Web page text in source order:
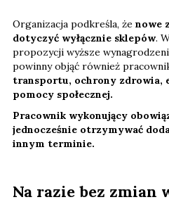
Organizacja podkreśla, że nowe
dotyczyć wyłącznie sklepów.
propozycji wyższe
powinny objąć również
transportu, ochrony zdrowia,
pomocy społecznej.
Pracownik wykonujący
jednocześnie otrzymywać
innym terminie.
Na razie bez zmian